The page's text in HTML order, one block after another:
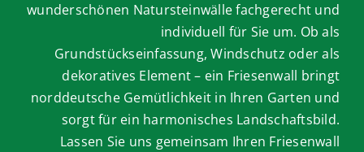
wunderschönen Natursteinwälle fachgerecht und
individuell für Sie um. Ob als
Grundstückseinfassung, Windschutz oder als
dekoratives Element – ein Friesenwall bringt
norddeutsche Gemütlichkeit in Ihren Garten und
sorgt für ein harmonisches Landschaftsbild.
Lassen Sie uns gemeinsam Ihren Friesenwall